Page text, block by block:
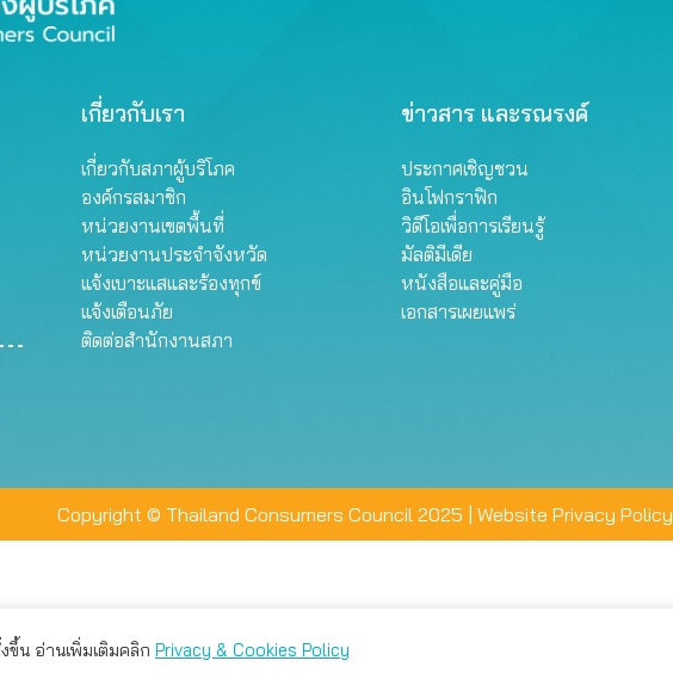
เกี่ยวกับเรา
เกี่ยวกับสภาผู้บริโภค
องค์กรสมาชิก
หน่วยงานเขตพื้นที่
หน่วยงานประจำจังหวัด
แจ้งเบาะแสและร้องทุกข์
แจ้งเตือนภัย
ติดต่อสำนักงานสภา
ข่าวสาร และรณรงค์
ประกาศเชิญชวน
อินโฟกราฟิก
วิดีโอเพื่อการเรียนรู้
มัลติมีเดีย
หนังสือและคู่มือ
เอกสารเผยแพร่
Copyright © Thailand Consumers Council 2025 | Website Privacy Policy
น อ่านเพิ่มเติมคลิก Privacy & Cookies Policy
ดีให้แก่ท่าน คุณสามารถเลือกตั้งค่าความเป็นส่วนตัวได้